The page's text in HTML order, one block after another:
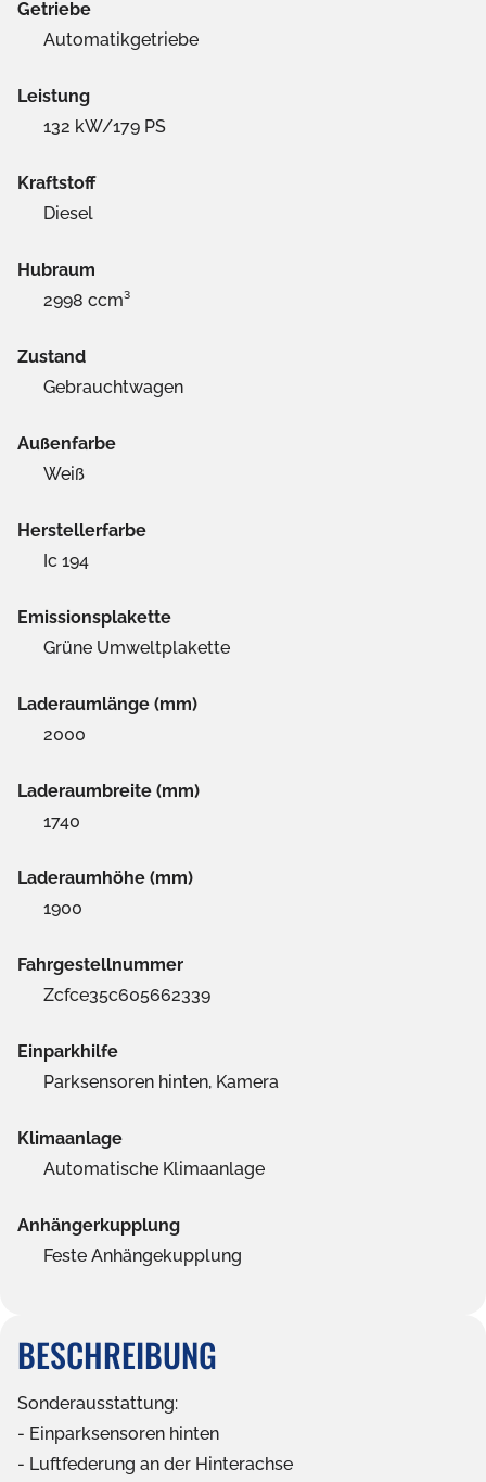
Getriebe
Automatikgetriebe
Leistung
132 kW/179 PS
Kraftstoff
Diesel
Hubraum
2998 ccm³
Zustand
Gebrauchtwagen
Außenfarbe
Weiß
Herstellerfarbe
Ic 194
Emissionsplakette
Grüne Umweltplakette
Laderaumlänge (mm)
2000
Laderaumbreite (mm)
1740
Laderaumhöhe (mm)
1900
Fahrgestellnummer
Zcfce35c605662339
Einparkhilfe
Parksensoren hinten, Kamera
Klimaanlage
Automatische Klimaanlage
Anhängerkupplung
Feste Anhängekupplung
BESCHREIBUNG
Sonderausstattung:
Einparksensoren hinten
Luftfederung an der Hinterachse